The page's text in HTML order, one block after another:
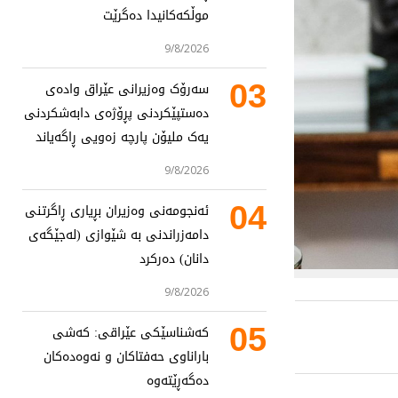
موڵکەکانیدا دەگرێت
9/8/2026
03
سەرۆک وەزیرانی عێراق وادەی
دەستپێکردنی پڕۆژەی دابەشکردنی
یەک ملیۆن پارچە زەویی ڕاگەیاند
9/8/2026
04
ئەنجومەنی وەزیران بڕیاری ڕاگرتنی
دامەزراندنی بە شێوازی (لەجێگەی
دانان) دەرکرد
9/8/2026
05
کەشناسێکی عێراقی: کەشی
باراناوی حەفتاکان و نەوەدەکان
دەگەڕێتەوە